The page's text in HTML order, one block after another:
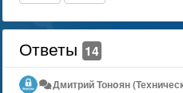
Ответы 14
Дмитрий Тонoян